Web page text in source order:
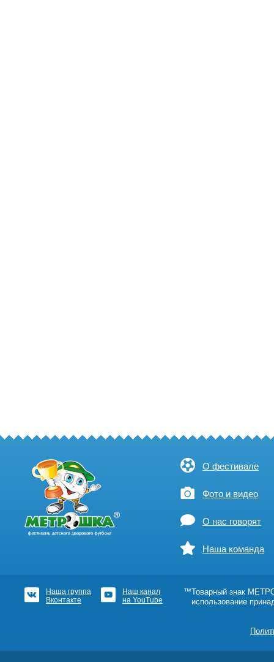
О фестивале
Фото и видео
О нас говорят
Наша команда
Наша группа
Вконтакте
Наш канал
на YouTube
™Товарный знак
использование